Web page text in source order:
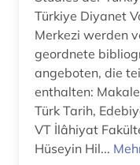
Türkiye Diyanet
Merkezi werden
geordnete
angeboten, die
enthalten: Makaleler VT İlahiyat Makaleler VT
Türk Tarih,
VT İlâhiyat
Hüseyin Hil...